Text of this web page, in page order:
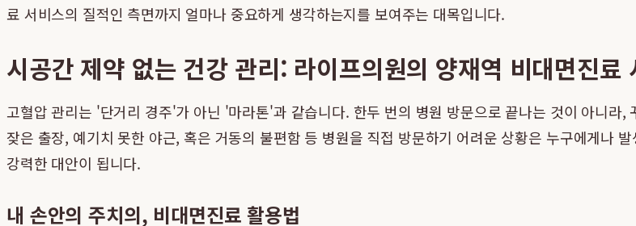
료 서비스의 질적인 측면까지 얼마나 중요하게 생각하는지를 보여주는 대목입니다.
시공간 제약 없는 건강 관리: 라이프의원의 양재역 비대면진료
고혈압 관리는 '단거리 경주'가 아닌 '마라톤'과 같습니다. 한두 번의 병원 방문으로 끝나는 것이 아니라
잦은 출장, 예기치 못한 야근, 혹은 거동의 불편함 등 병원을 직접 방문하기 어려운 상황은 누구에게나
강력한 대안이 됩니다.
내 손안의 주치의, 비대면진료 활용법